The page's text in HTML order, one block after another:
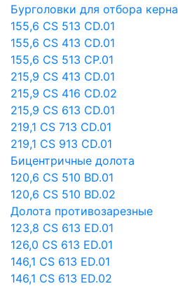
Бурголовки для отбора керна
155,6 CS 513 СD.01
155,6 CS 413 CD.01
155,6 CS 513 CP.01
215,9 CS 413 CD.01
215,9 CS 416 CD.02
215,9 CS 613 CD.01
219,1 CS 713 CD.01
219,1 CS 913 CD.01
Бицентричные долота
120,6 CS 510 BD.01
120,6 CS 510 BD.02
Долота противозарезные
123,8 CS 613 ED.01
126,0 CS 613 ED.01
146,1 CS 613 ED.01
146,1 CS 613 ED.02